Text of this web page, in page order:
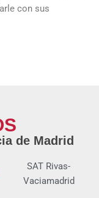
con sus
de Madrid
SAT Rivas-
Vaciamadrid